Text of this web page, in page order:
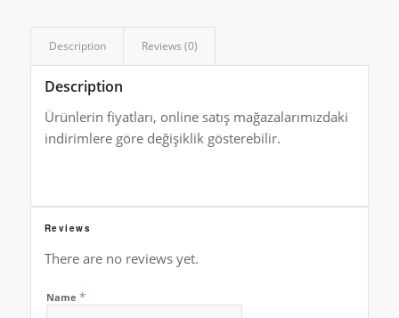
Description Reviews (0)
Description
Ürünlerin fiyatları, online satış mağazalarımızdaki
indirimlere göre değişiklik gösterebilir.
Reviews
There are no reviews yet.
Name *